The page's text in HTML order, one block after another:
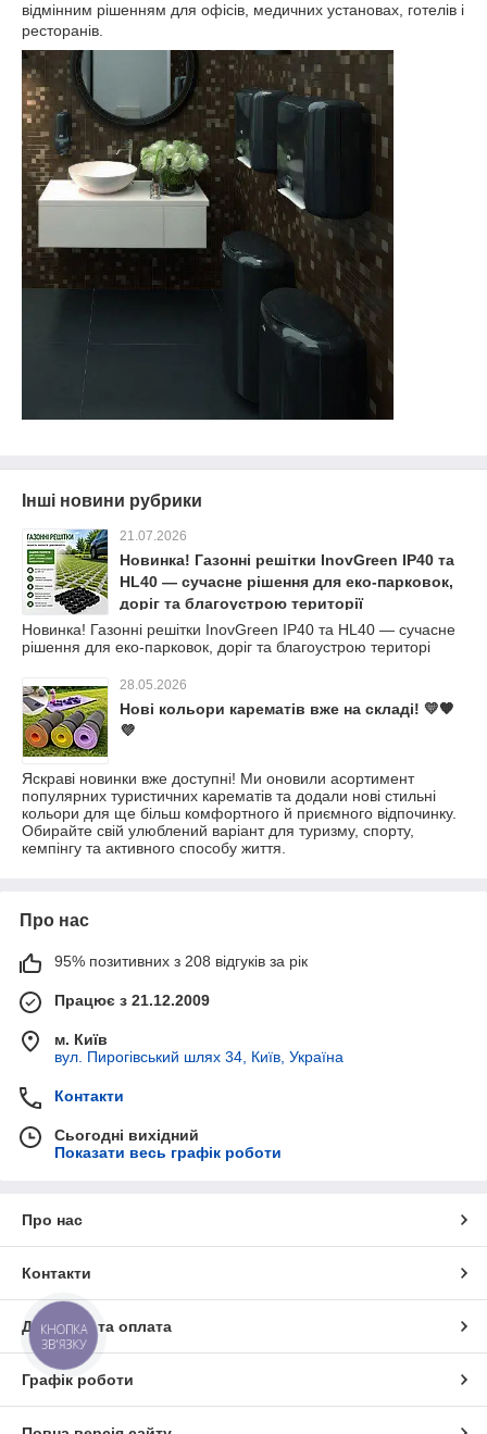
відмінним рішенням для офісів, медичних установах, готелів і
ресторанів.
Інші новини рубрики
21.07.2026
Новинка! Газонні решітки InovGreen IP40 та
HL40 — сучасне рішення для еко-парковок,
доріг та благоустрою території
Новинка! Газонні решітки InovGreen IP40 та HL40 — сучасне
рішення для еко-парковок, доріг та благоустрою територі
28.05.2026
Нові кольори карематів вже на складі! 💛🧡
💜
Яскраві новинки вже доступні! Ми оновили асортимент
популярних туристичних карематів та додали нові стильні
кольори для ще більш комфортного й приємного відпочинку.
Обирайте свій улюблений варіант для туризму, спорту,
кемпінгу та активного способу життя.
Про нас
95% позитивних з 208 відгуків за рік
Працює з 21.12.2009
м. Київ
вул. Пирогівський шлях 34, Київ, Україна
Контакти
Сьогодні вихідний
Показати весь графік роботи
Про нас
Контакти
Доставка та оплата
Графік роботи
КНОПКА
ЗВ'ЯЗКУ